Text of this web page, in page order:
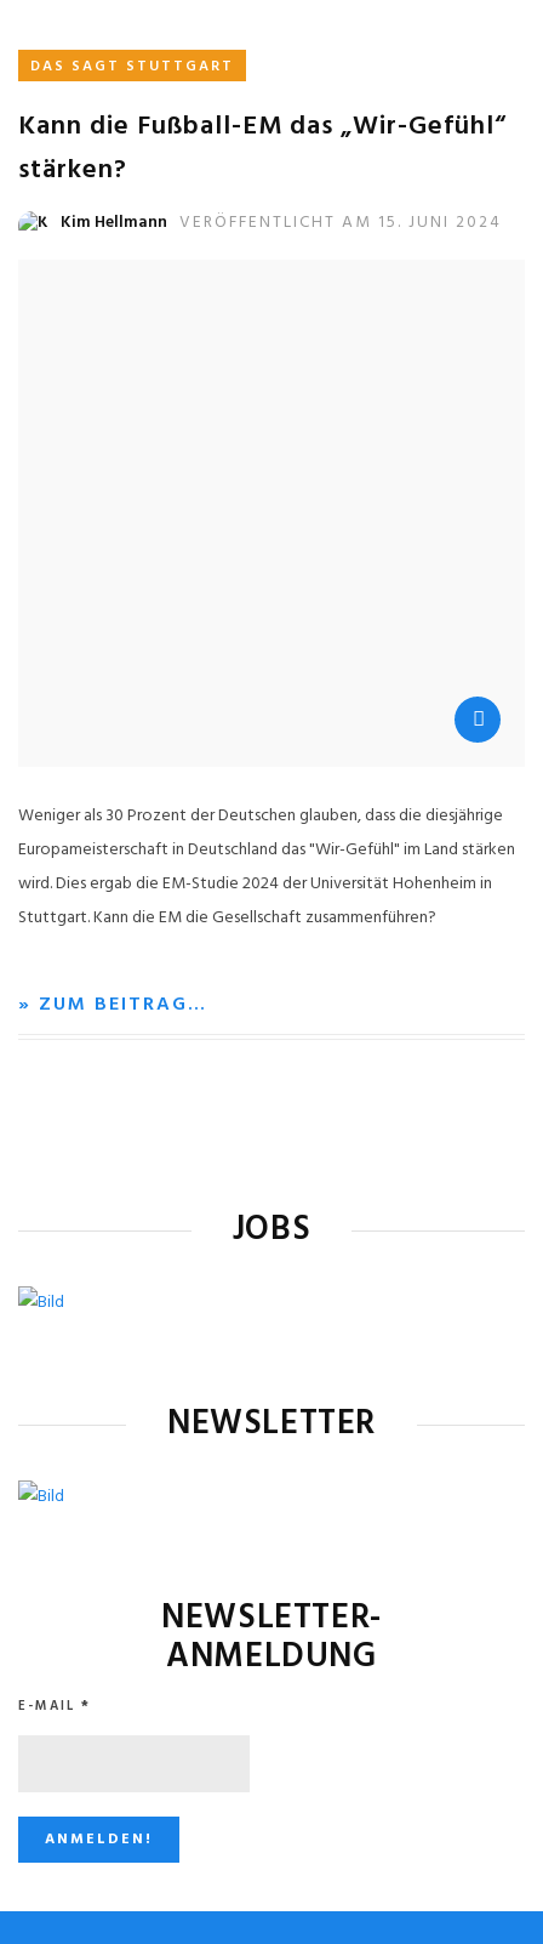
DAS SAGT STUTTGART
Kann die Fußball-EM das „Wir-Gefühl“
stärken?
Kim Hellmann VERÖFFENTLICHT AM 15. JUNI 2024
Weniger als 30 Prozent der Deutschen glauben, dass die diesjährige
Europameisterschaft in Deutschland das "Wir-Gefühl" im Land stärken
wird. Dies ergab die EM-Studie 2024 der Universität Hohenheim in
Stuttgart. Kann die EM die Gesellschaft zusammenführen?
» ZUM BEITRAG…
JOBS
NEWSLETTER
NEWSLETTER-
ANMELDUNG
E-MAIL *